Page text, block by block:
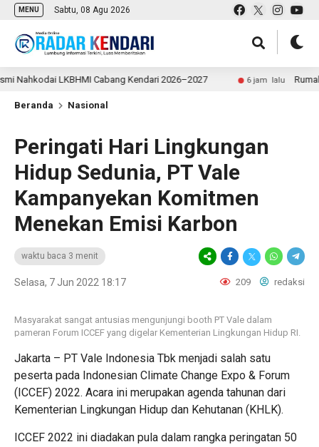
MENU Sabtu, 08 Agu 2026
LKBHMI Cabang Kendari 2026–2027 6 jam lalu Rumah di
Beranda Nasional
Peringati Hari Lingkungan
Hidup Sedunia, PT Vale
Kampanyekan Komitmen
Menekan Emisi Karbon
waktu baca 3 menit
Selasa, 7 Jun 2022 18:17 209 redaksi
Masyarakat sangat antusias mengunjungi booth PT Vale dalam
pameran Forum ICCEF yang digelar Kementerian Lingkungan Hidup RI.
Jakarta – PT Vale Indonesia Tbk menjadi salah satu
peserta pada Indonesian Climate Change Expo & Forum
(ICCEF) 2022. Acara ini merupakan agenda tahunan dari
Kementerian Lingkungan Hidup dan Kehutanan (KHLK).
ICCEF 2022 ini diadakan pula dalam rangka peringatan 50